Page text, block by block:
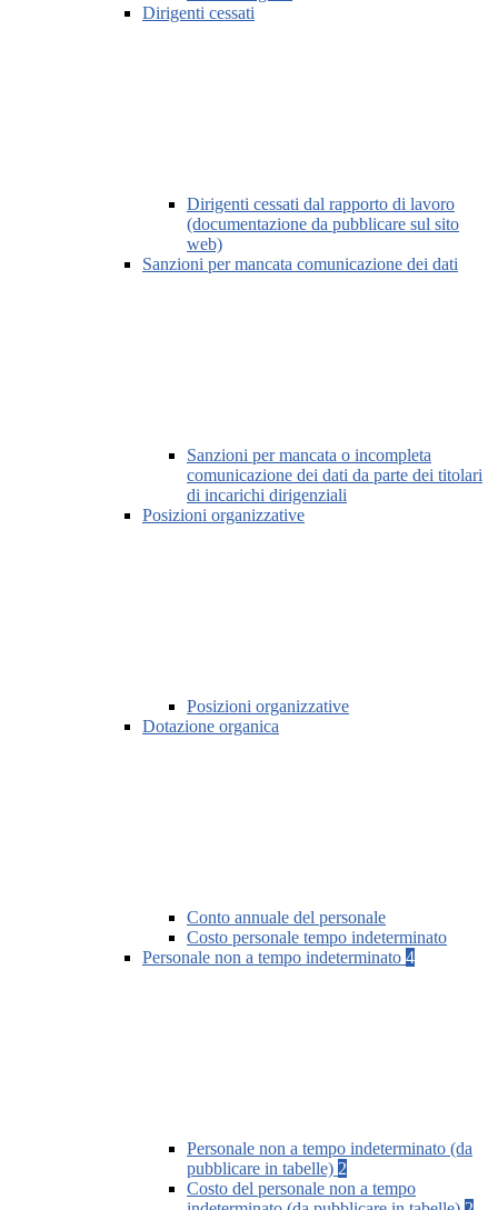
Dirigenti cessati
Dirigenti cessati dal rapporto di lavoro
(documentazione da pubblicare sul sito
web)
Sanzioni per mancata comunicazione dei dati
Sanzioni per mancata o incompleta
comunicazione dei dati da parte dei titolari
di incarichi dirigenziali
Posizioni organizzative
Posizioni organizzative
Dotazione organica
Conto annuale del personale
Costo personale tempo indeterminato
Personale non a tempo indeterminato 4
Personale non a tempo indeterminato (da
pubblicare in tabelle) 2
Costo del personale non a tempo